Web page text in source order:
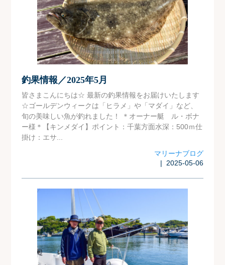
釣果情報／2025年5月
皆さまこんにちは☆ 最新の釣果情報をお届けいたします
☆ゴールデンウィークは「ヒラメ」や「マダイ」など、
旬の美味しい魚が釣れました！ ＊オーナー艇 ル・ボナ
ー様＊【キンメダイ】ポイント：千葉方面水深：500ｍ仕
掛け：エサ...
マリーナブログ
| 2025-05-06